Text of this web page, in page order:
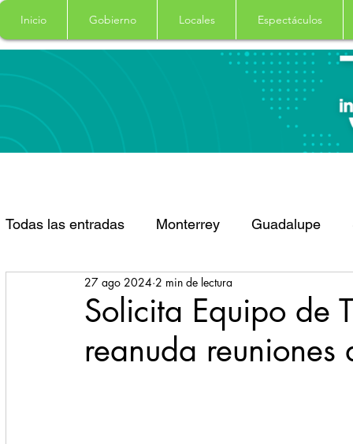
Inicio Gobierno Locales Espectáculos
Todas las entradas Monterrey Guadalupe
Santa Catarina San Pedro Garza Garcia
Espectaculos Clima Principal Salud
Solicita Equipo de
reanuda reuniones
27 ago 2024 2 min de lectura